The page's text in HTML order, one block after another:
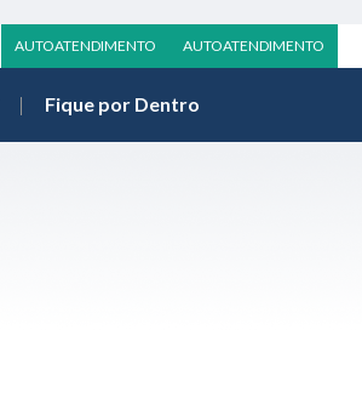
AUTOATENDIMENTO AUTOATENDIMENTO
Fique por Dentro